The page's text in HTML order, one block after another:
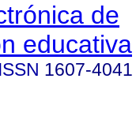
de
educativa
ISSN 1607-4041